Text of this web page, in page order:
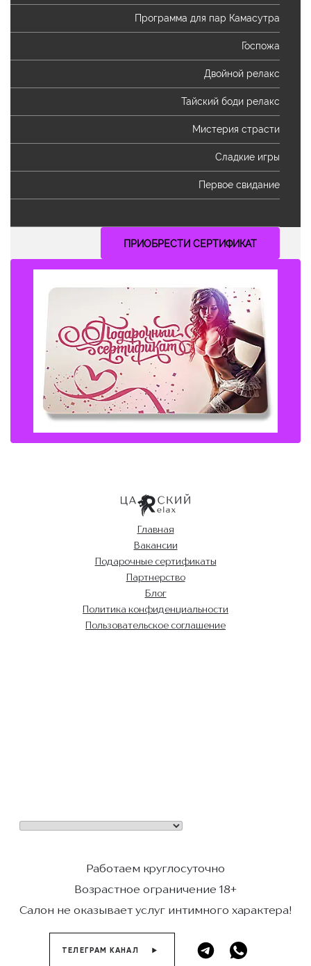
Программа для пар Камасутра
Госпожа
Двойной релакс
Тайский боди релакс
Мистерия страсти
Сладкие игры
Первое свидание
ПРИОБРЕСТИ СЕРТИФИКАТ
Главная
Вакансии
Подарочные сертификаты
Партнерство
Блог
Политика конфиденциальности
Пользовательское соглашение
Работаем круглосуточно
Возрастное ограничение 18+
Салон не оказывает услуг интимного характера!
ТЕЛЕГРАМ КАНАЛ